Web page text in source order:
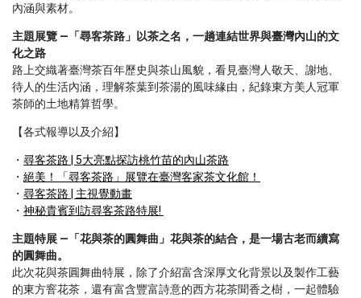
內涵與素材。
主題展覽 ―「尋客茶路」以茶之名，一趟連結世界與臺灣內山的文
化之路
路上交織著臺灣茶百年歷史與茶山風貌，看見臺灣人敬天、謝地、
待人的生活內涵，理解茶葉到茶湯的風味緣由，紀錄東方美人冠軍
茶師的土地精算哲學。
【各式報導以及介紹】
尋客茶路 | 5大亮點探訪桃竹苗的內山茶路
絕美！「尋客茶路」展覽在臺灣客家茶文化館！
尋客茶路 | 主視覺動畫
神秘貴賓到訪尋客茶路特展!
主題特展 ―「花與茶的圓舞曲」花與茶的結合，是一場古老而續寫
的圓舞曲。
此次花與茶圓舞曲特展，除了介紹富含深厚文化背景以及製作工藝
的東方窨花茶，還有富含豐富詩意的西方花茶聞香之樹，一起體驗